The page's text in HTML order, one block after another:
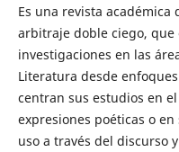
Es una revista académica
arbitraje doble ciego, que
investigaciones en las
Literatura desde
centran sus estudios en
expresiones poéticas o
uso a través del discurso